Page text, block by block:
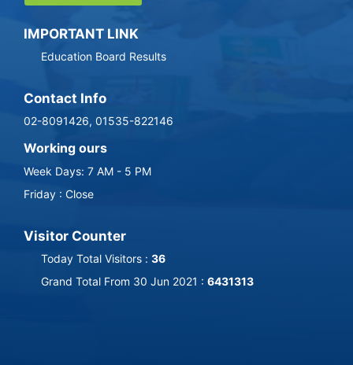
IMPORTANT LINK
Education Board Results
Contact Info
02-8091426, 01535-822146
Working ours
Week Days: 7 AM - 5 PM
Friday : Close
Visitor Counter
Today Total Visitors : 36
Grand Total From 30 Jun 2021 : 6431313